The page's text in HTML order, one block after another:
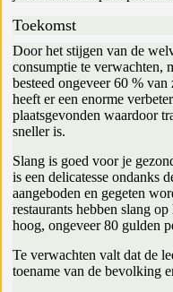
Toekomst
Door het stijgen van de
consumptie te verwachten,
besteed ongeveer 60 %
heeft er een enorme
plaatsgevonden waardoor
sneller is.
Slang is goed voor je
is een delicatesse ondanks
aangeboden en gegeten
restaurants hebben slang
hoog, ongeveer 80 gulden
Te verwachten valt dat de
toename van de bevolking